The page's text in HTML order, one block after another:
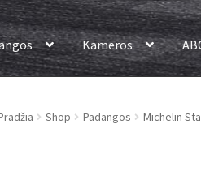
Kameros
Shop Padangos Michelin